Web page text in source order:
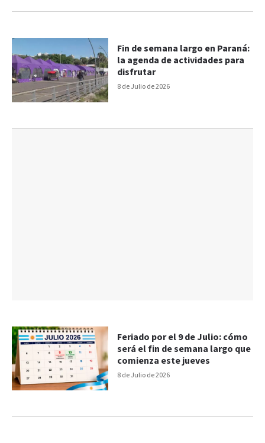
8 de Julio de 2026
Fin de semana largo en Paraná:
la agenda de actividades para
disfrutar
8 de Julio de 2026
Feriado por el 9 de Julio: cómo
será el fin de semana largo que
comienza este jueves